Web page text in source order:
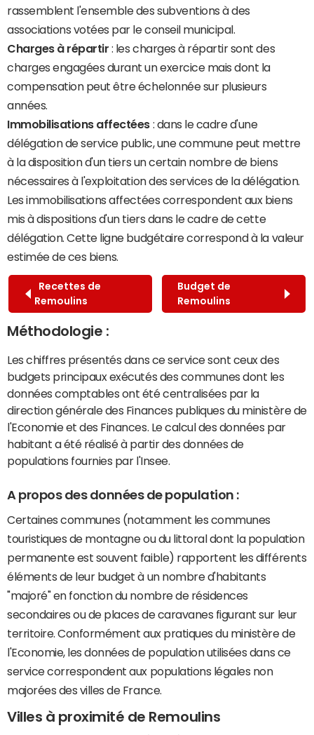
rassemblent l'ensemble des subventions à des
associations votées par le conseil municipal.
Charges à répartir : les charges à répartir sont des
charges engagées durant un exercice mais dont la
compensation peut être échelonnée sur plusieurs
années.
Immobilisations affectées : dans le cadre d'une
délégation de service public, une commune peut mettre
à la disposition d'un tiers un certain nombre de biens
nécessaires à l'exploitation des services de la délégation.
Les immobilisations affectées correspondent aux biens
mis à dispositions d'un tiers dans le cadre de cette
délégation. Cette ligne budgétaire correspond à la valeur
estimée de ces biens.
Recettes de
Remoulins
Budget de
Remoulins
Méthodologie :
Les chiffres présentés dans ce service sont ceux des
budgets principaux exécutés des communes dont les
données comptables ont été centralisées par la
direction générale des Finances publiques du ministère de
l'Economie et des Finances. Le calcul des données par
habitant a été réalisé à partir des données de
populations fournies par l'Insee.
A propos des données de population :
Certaines communes (notamment les communes
touristiques de montagne ou du littoral dont la population
permanente est souvent faible) rapportent les différents
éléments de leur budget à un nombre d'habitants
"majoré" en fonction du nombre de résidences
secondaires ou de places de caravanes figurant sur leur
territoire. Conformément aux pratiques du ministère de
l'Economie, les données de population utilisées dans ce
service correspondent aux populations légales non
majorées des villes de France.
Villes à proximité de Remoulins